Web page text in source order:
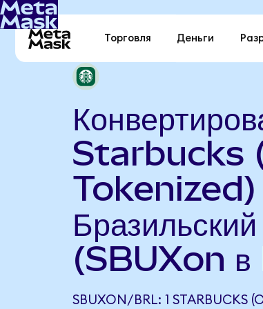
Торговля Деньги
Starbucks
Tokenized)
(SBUXon в
SBUXON/BRL: 1 STARBUCKS